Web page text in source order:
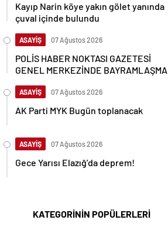
Kayıp Narin köye yakın gölet yanında
çuval içinde bulundu
ASAYİŞ 07 Ağustos 2026
POLİS HABER NOKTASI GAZETESİ
GENEL MERKEZİNDE BAYRAMLAŞMA
ASAYİŞ 07 Ağustos 2026
AK Parti MYK Bugün toplanacak
ASAYİŞ 07 Ağustos 2026
Gece Yarısı Elazığ’da deprem!
KATEGORİNİN POPÜLERLERİ